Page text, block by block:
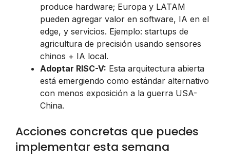
produce hardware; Europa y LATAM
pueden agregar valor en software, IA en el
edge, y servicios. Ejemplo: startups de
agricultura de precisión usando sensores
chinos + IA local.
Adoptar RISC-V: Esta arquitectura abierta
está emergiendo como estándar alternativo
con menos exposición a la guerra USA-
China.
Acciones concretas que puedes
implementar esta semana